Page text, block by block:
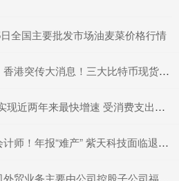
全国主要批发市场油麦菜价格行情
传大消息！三大比特币现货ETF正式开盘
近两年来最快增速 受消费支出提振
！年报“难产” 紫天科技面临退市风险
由公司控股子公司福州轻工进出口有限公司开展